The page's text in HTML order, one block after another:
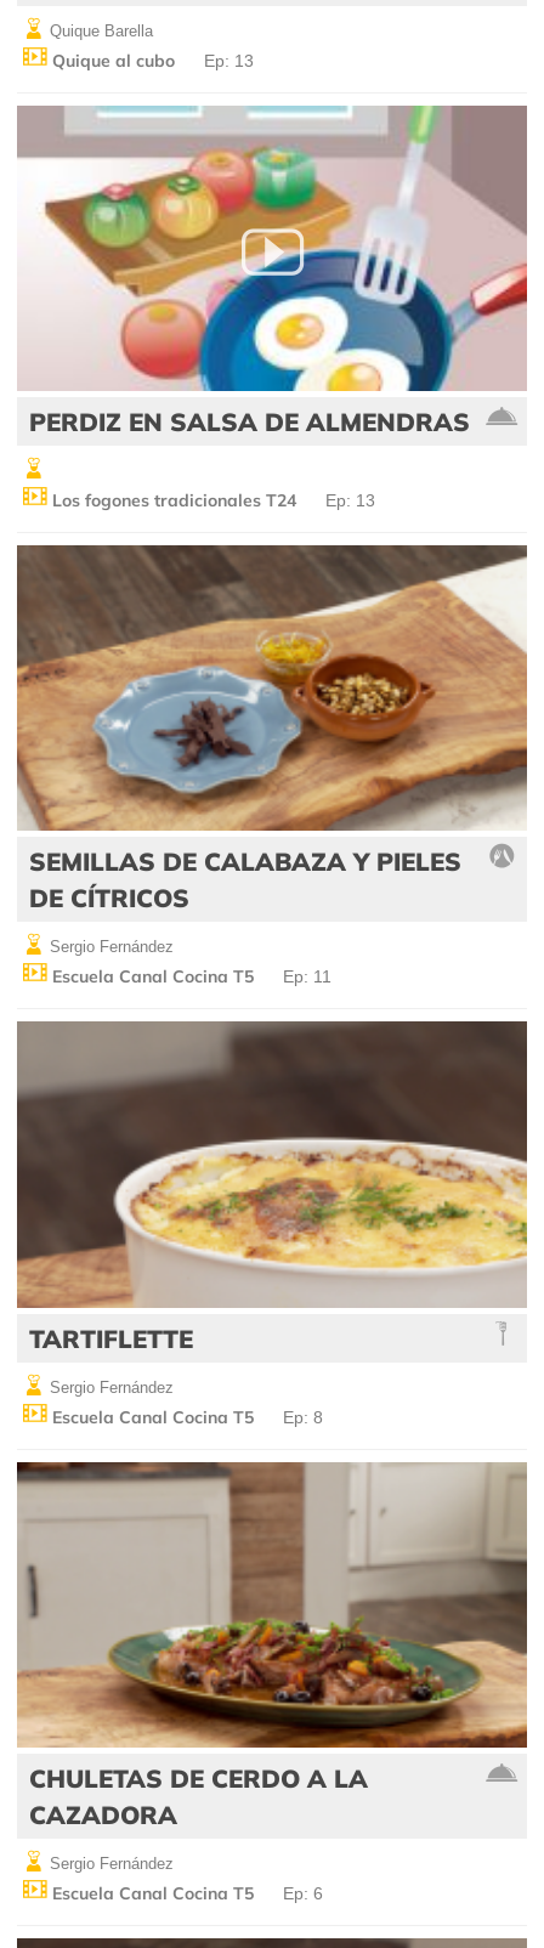
Quique Barella
Quique al cubo Ep: 13
PERDIZ EN SALSA DE ALMENDRAS
Los fogones tradicionales T24 Ep: 13
SEMILLAS DE CALABAZA Y PIELES
DE CÍTRICOS
Sergio Fernández
Escuela Canal Cocina T5 Ep: 11
TARTIFLETTE
Sergio Fernández
Escuela Canal Cocina T5 Ep: 8
CHULETAS DE CERDO A LA
CAZADORA
Sergio Fernández
Escuela Canal Cocina T5 Ep: 6